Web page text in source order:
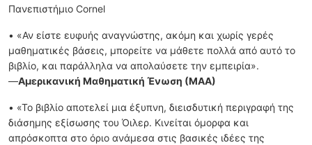
Πανεπιστήμιο Cornel
• «Αν είστε ευφυής αναγνώστης, ακόμη και χωρίς γερές
μαθηματικές βάσεις, μπορείτε να μάθετε πολλά από αυτό το
βιβλίο, και παράλληλα να απολαύσετε την εμπειρία».
—Αμερικανική Μαθηματική Ένωση (ΜΑΑ)
• «Το βιβλίο αποτελεί μια έξυπνη, διεισδυτική περιγραφή της
διάσημης εξίσωσης του Όιλερ. Κινείται όμορφα και
απρόσκοπτα στο όριο ανάμεσα στις βασικές ιδέες της